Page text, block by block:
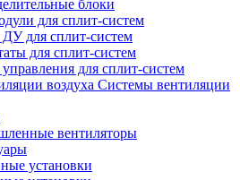
блоки
для сплит-систем
для сплит-систем
для сплит-систем
для сплит-систем
Системы вентиляции
вентиляторы
установки